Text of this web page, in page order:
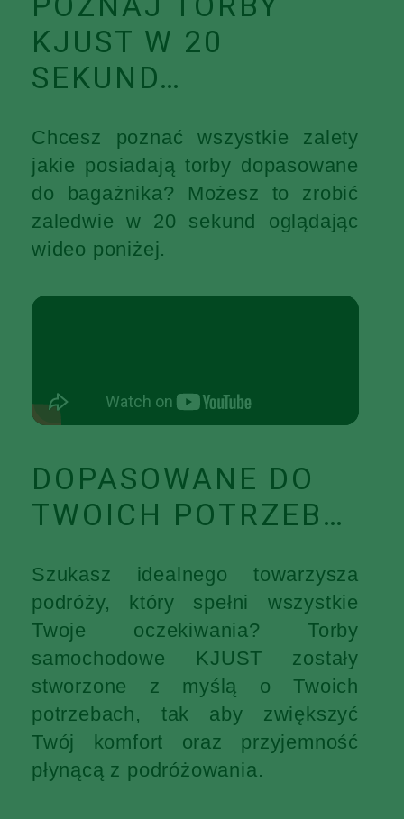
KJUST W 20
SEKUND…
Chcesz poznać wszystkie zalety
jakie posiadają torby dopasowane
do bagażnika? Możesz to zrobić
zaledwie w 20 sekund oglądając
wideo poniżej.
DOPASOWANE DO
TWOICH POTRZEB…
Szukasz idealnego towarzysza
podróży, który spełni wszystkie
Twoje oczekiwania? Torby
samochodowe KJUST zostały
stworzone z myślą o Twoich
potrzebach, tak aby zwiększyć
Twój komfort oraz przyjemność
płynącą z podróżowania.